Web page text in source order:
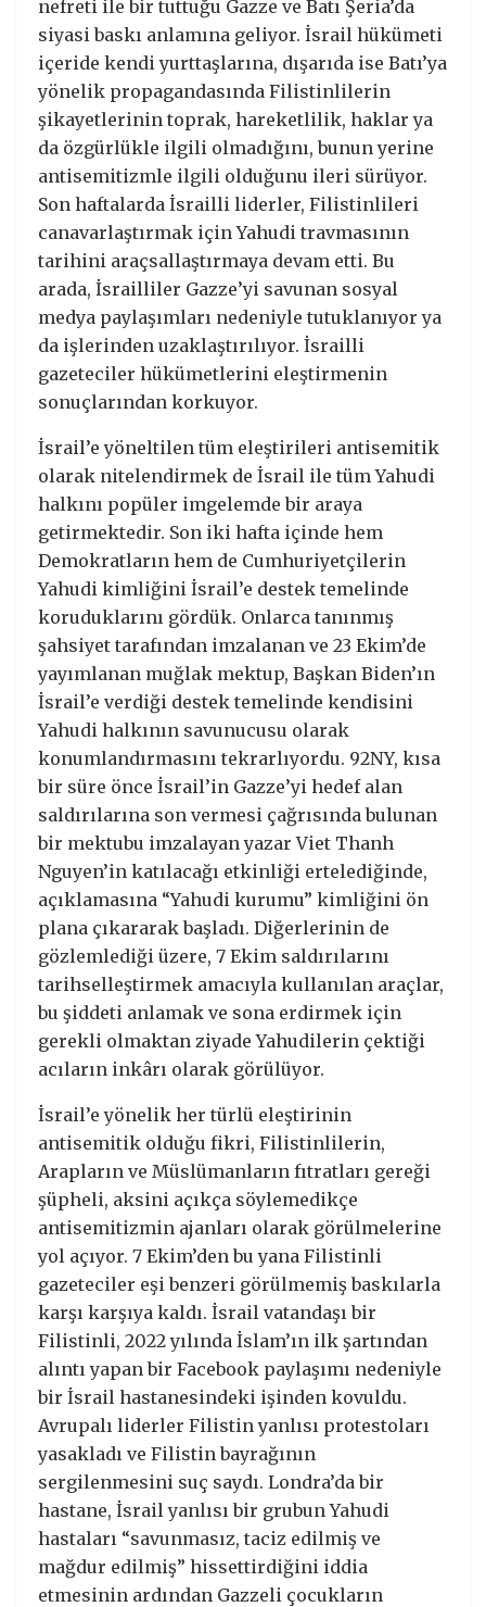
nefreti ile bir tuttuğu Gazze ve Batı Şeria’da
siyasi baskı anlamına geliyor. İsrail hükümeti
içeride kendi yurttaşlarına, dışarıda ise Batı’ya
yönelik propagandasında Filistinlilerin
şikayetlerinin toprak, hareketlilik, haklar ya
da özgürlükle ilgili olmadığını, bunun yerine
antisemitizmle ilgili olduğunu ileri sürüyor.
Son haftalarda İsrailli liderler, Filistinlileri
canavarlaştırmak için Yahudi travmasının
tarihini araçsallaştırmaya devam etti. Bu
arada, İsrailliler Gazze’yi savunan sosyal
medya paylaşımları nedeniyle tutuklanıyor ya
da işlerinden uzaklaştırılıyor. İsrailli
gazeteciler hükümetlerini eleştirmenin
sonuçlarından korkuyor.
İsrail’e yöneltilen tüm eleştirileri antisemitik
olarak nitelendirmek de İsrail ile tüm Yahudi
halkını popüler imgelemde bir araya
getirmektedir. Son iki hafta içinde hem
Demokratların hem de Cumhuriyetçilerin
Yahudi kimliğini İsrail’e destek temelinde
koruduklarını gördük. Onlarca tanınmış
şahsiyet tarafından imzalanan ve 23 Ekim’de
yayımlanan muğlak mektup, Başkan Biden’ın
İsrail’e verdiği destek temelinde kendisini
Yahudi halkının savunucusu olarak
konumlandırmasını tekrarlıyordu. 92NY, kısa
bir süre önce İsrail’in Gazze’yi hedef alan
saldırılarına son vermesi çağrısında bulunan
bir mektubu imzalayan yazar Viet Thanh
Nguyen’in katılacağı etkinliği ertelediğinde,
açıklamasına “Yahudi kurumu” kimliğini ön
plana çıkararak başladı. Diğerlerinin de
gözlemlediği üzere, 7 Ekim saldırılarını
tarihselleştirmek amacıyla kullanılan araçlar,
bu şiddeti anlamak ve sona erdirmek için
gerekli olmaktan ziyade Yahudilerin çektiği
acıların inkârı olarak görülüyor.
İsrail’e yönelik her türlü eleştirinin
antisemitik olduğu fikri, Filistinlilerin,
Arapların ve Müslümanların fıtratları gereği
şüpheli, aksini açıkça söylemedikçe
antisemitizmin ajanları olarak görülmelerine
yol açıyor. 7 Ekim’den bu yana Filistinli
gazeteciler eşi benzeri görülmemiş baskılarla
karşı karşıya kaldı. İsrail vatandaşı bir
Filistinli, 2022 yılında İslam’ın ilk şartından
alıntı yapan bir Facebook paylaşımı nedeniyle
bir İsrail hastanesindeki işinden kovuldu.
Avrupalı liderler Filistin yanlısı protestoları
yasakladı ve Filistin bayrağının
sergilenmesini suç saydı. Londra’da bir
hastane, İsrail yanlısı bir grubun Yahudi
hastaları “savunmasız, taciz edilmiş ve
mağdur edilmiş” hissettirdiğini iddia
etmesinin ardından Gazzeli çocukların